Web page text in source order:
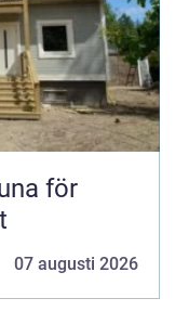
för
07 augusti 2026